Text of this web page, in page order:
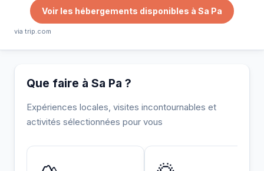
Voir les hébergements disponibles à Sa Pa
via trip.com
Que faire à Sa Pa ?
Expériences locales, visites incontournables et
activités sélectionnées pour vous